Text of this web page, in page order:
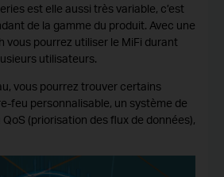
est elle aussi très variable, c’est
de la gamme du produit. Avec une
vous pourrez utiliser le MiFi durant
utilisateurs.
vous pourrez trouver certains
feu personnalisable, un système de
(priorisation des flux de données),